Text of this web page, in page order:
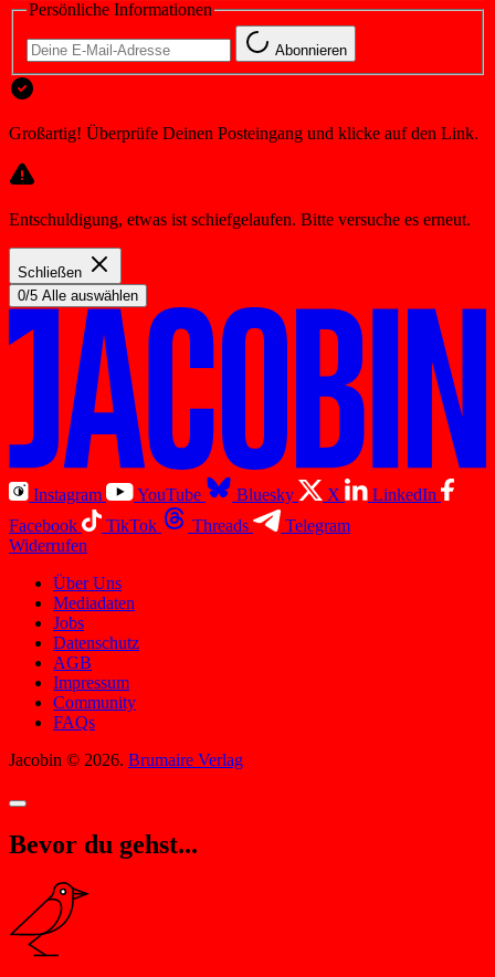
Persönliche Informationen
Abonnieren
Großartig! Überprüfe Deinen Posteingang und klicke auf den Link.
Entschuldigung, etwas ist schiefgelaufen. Bitte versuche es erneut.
Schließen
0/5 Alle auswählen
Instagram YouTube Bluesky X
LinkedIn
Facebook
TikTok Threads
Telegram
Widerrufen
Über Uns
Mediadaten
Jobs
Datenschutz
AGB
Impressum
Community
FAQs
Jacobin © 2026. Brumaire Verlag
Bevor du gehst...